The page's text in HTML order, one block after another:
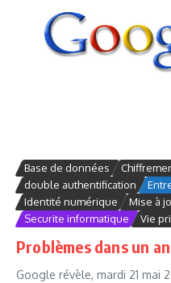
Base de données
double authentification
Identité numérique
Mise à
Securite informatique
Vie
Problèmes dans un
Google révèle, mardi 21 mai